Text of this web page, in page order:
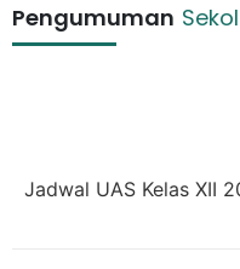
Pengumuman
Jadwal UAS Kelas XII